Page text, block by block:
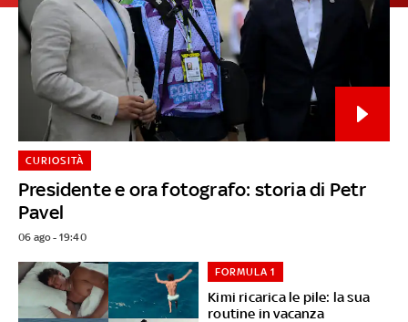
Presidente e ora fotografo: storia di Petr
Pavel
CURIOSITÀ
06 ago - 19:40
Kimi ricarica le pile: la sua
routine in vacanza
FORMULA 1